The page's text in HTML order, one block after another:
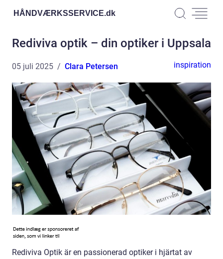
HÅNDVÆRKSSERVICE.dk
Rediviva optik – din optiker i Uppsala
05 juli 2025 Clara Petersen inspiration
Rediviva Optik är en passionerad optiker i hjärtat av